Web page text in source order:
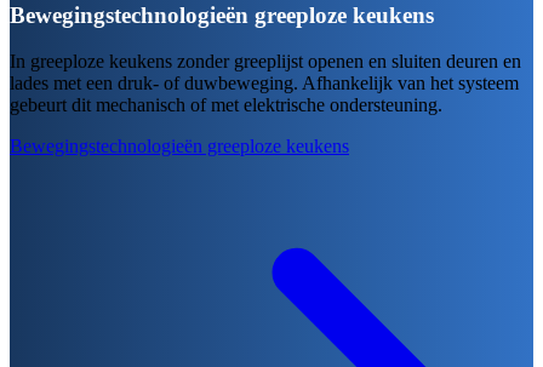
Bewegingstechnologieën greeploze keukens
In greeploze keukens zonder greeplijst openen en sluiten deuren en
lades met een druk- of duwbeweging. Afhankelijk van het systeem
gebeurt dit mechanisch of met elektrische ondersteuning.
Bewegingstechnologieën greeploze keukens